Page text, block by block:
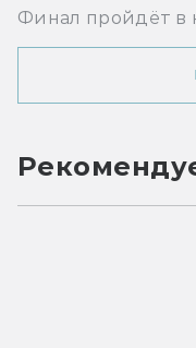
Финал пройдёт в